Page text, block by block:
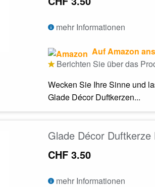
mehr Informationen
Auf Amazon
Berichten Sie über das
Wecken Sie Ihre Sinne und
Glade Décor Duftkerzen...
Glade Décor Duftkerze
CHF 3.50
mehr Informationen